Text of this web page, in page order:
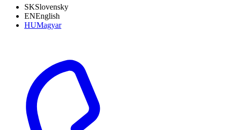
SKSlovensky
ENEnglish
HUMagyar